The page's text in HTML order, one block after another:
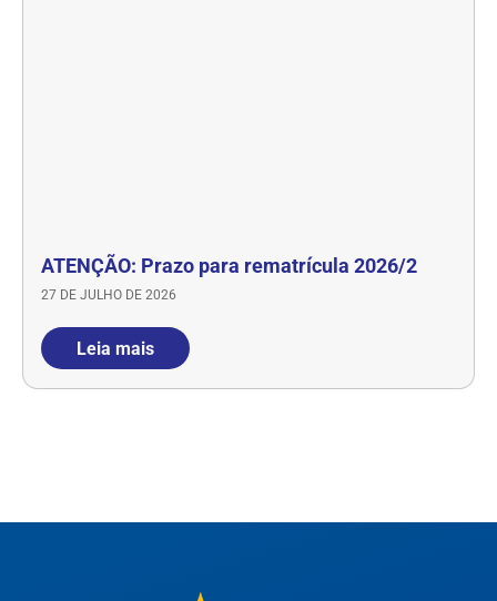
ATENÇÃO: Prazo para rematrícula 2026/2
27 DE JULHO DE 2026
Leia mais